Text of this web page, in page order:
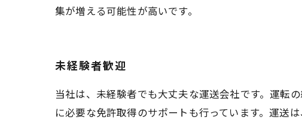
集が増える可能性が高いです。
未経験者歓迎
当社は、未経験者でも大丈夫な運送会社です。運転
に必要な免許取得のサポートも行っています。運送